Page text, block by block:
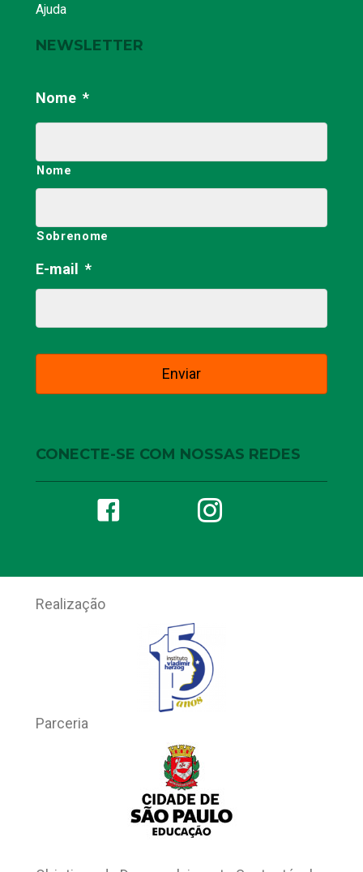
ESCOLAR
14 de setembro de 2022
de mediação de conflitos é falar de
SME E INSTITUTO
PROJETO SOBRE
SAÚDE
EMOCIONAL NA
DRE GUAIANASES
18 de agosto de 2022 Nenhum comentário
Ação é realizada sob a perspectiva da
Educação em Direitos Humanos e
está sendo construída coletivamente
Publicado originalmente pela SME…